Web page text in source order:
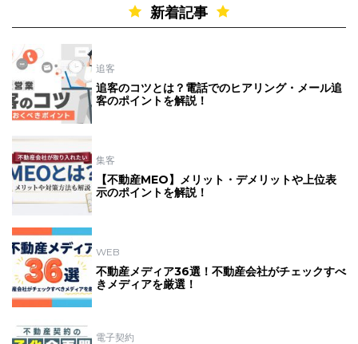
新着記事
追客
追客のコツとは？電話でのヒアリング・メール追
客のポイントを解説！
集客
【不動産MEO】メリット・デメリットや上位表
示のポイントを解説！
WEB
不動産メディア36選！不動産会社がチェックすべ
きメディアを厳選！
電子契約